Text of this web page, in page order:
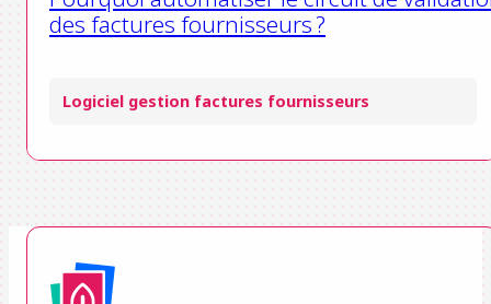
des factures fournisseurs ?
Logiciel gestion factures fournisseurs